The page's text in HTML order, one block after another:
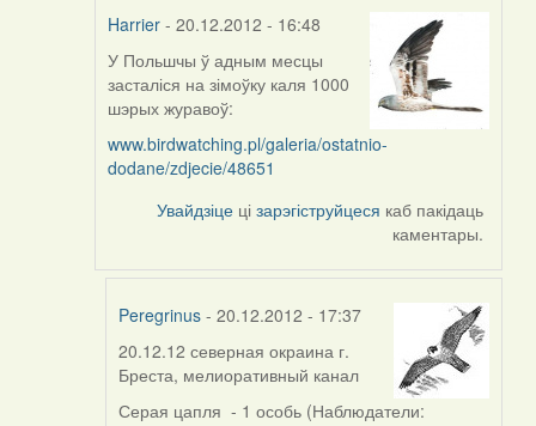
Harrier - 20.12.2012 - 16:48
In
reply
to
by
aistok
У Польшчы ў адным месцы
засталіся на зімоўку каля 1000
шэрых журавоў:
www.birdwatching.pl/galeria/ostatnio-
dodane/zdjecie/48651
Увайдзіце цізарэгіструйцеся каб пакідаць
каментары.
Peregrinus- 20.12.2012 - 17:37
In
reply
to
20.12.12 северная окраина г.
Бреста, мелиоративный канал
Серая цапля - 1 особь (Наблюдатели: